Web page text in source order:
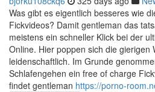
Was gibt es eigentlich besseres wie
Fickvideos? Damit gentleman das
meistens ein schneller Klick bei der
Online. Hier poppen sich die gierigen
leidenschaftlich. Im Grunde
Schlafengehen ein free of charge
findet gentleman https://porno-